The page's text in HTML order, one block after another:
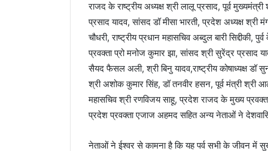
राजद के राष्ट्रीय अध्यक्ष श्री लालू प्रसाद, पूर्व मुख्यमंत्री
प्रसाद यादव, सांसद डॉ मीसा भारती, प्रदेश अध्यक्ष श्री
चौधरी, राष्ट्रीय प्रधान महासचिव अब्दुल बारी सिद्दीकी,
प्रवक्ता प्रो मनोज कुमार झा, सांसद श्री सुरेंद्र प्रसाद
सैयद फैसल अली, श्री बिनु यादव,राष्ट्रीय कोषाध्यक्ष डॉ
श्री अशोक कुमार सिंह, डॉ तनवीर हसन, पूर्व मंत्री श्री
महासचिव श्री रणविजय साहू, प्रदेश राजद के मुख्य प्रवक्ता
प्रदेश प्रवक्ता एजाज अहमद सहित अन्य नेताओं ने
नेताओं ने ईश्वर से कामना है कि यह पर्व सभी के जीवन में